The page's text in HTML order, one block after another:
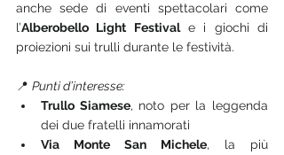
anche sede di eventi spettacolari come
l’Alberobello Light Festival e i giochi di
proiezioni sui trulli durante le festività.
📍 Punti d’interesse:
Trullo Siamese, noto per la leggenda
dei due fratelli innamorati
Via Monte San Michele, la più